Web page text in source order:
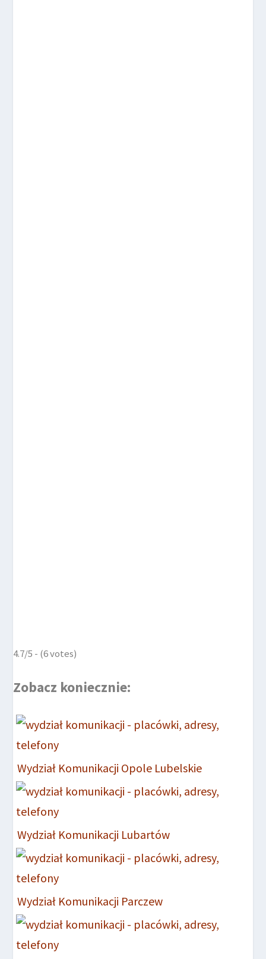
4.7/5 - (6 votes)
Zobacz koniecznie:
Wydział Komunikacji Opole Lubelskie
Wydział Komunikacji Lubartów
Wydział Komunikacji Parczew